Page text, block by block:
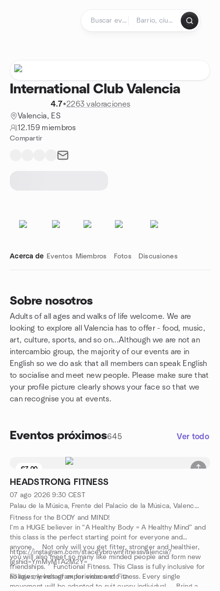
International Club Valencia
4.7•2263 valoraciones
Valencia, ES
12.159 miembros
Compartir
Acerca de Eventos Miembros Fotos Discusiones
Sobre nosotros
Adults of all ages and walks of life welcome. We are
looking to explore all Valencia has to offer - food, music,
art, culture, sports, and so on...Although we are not an
intercambio group, the majority of our events are in
English so we do ask that all members can speak English
to socialise and meet new people. Please make sure that
your profile picture clearly shows your face so that we
can recognise you at events.
Eventos próximos645 Ver todo
€7.00
HEADSTRONG FITNESS
07 ago 2026 9:30 CEST
Palau de la Música, Frente del Palacio de la Música, Valencia, ES
Fitness for the BODY and MIND!
I’m a HUGE believer in “A Healthy Body = A Healthy Mind” and
this class is the perfect starting point for everyone and
anyone. Not only will you get fitter, stronger and healthier,
you will also meet so many like minded people and form new
friendships. Functional Fitness. This Class is fully inclusive for
all ages, levels of experience and Fitness. Every single
movement will be adapted to suit every individual. Bring a
https://instagram.com/staceybrownfitnessvalencia?
igshid=YmMyMTA2M2Y=
Follow my Instagram for videos etc ☺️
Enlaces de grupo